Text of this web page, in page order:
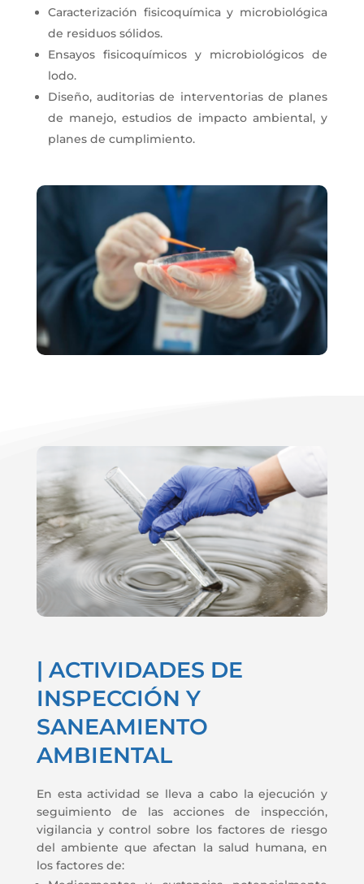
Caracterización fisicoquímica y microbiológica
de residuos sólidos.
Ensayos fisicoquímicos y microbiológicos de
lodo.
Diseño, auditorias de interventorias de planes
de manejo, estudios de impacto ambiental, y
planes de cumplimiento.
| ACTIVIDADES DE
INSPECCIÓN Y
SANEAMIENTO
AMBIENTAL
En esta actividad se lleva a cabo la ejecución y
seguimiento de las acciones de inspección,
vigilancia y control sobre los factores de riesgo
del ambiente que afectan la salud humana, en
los factores de: